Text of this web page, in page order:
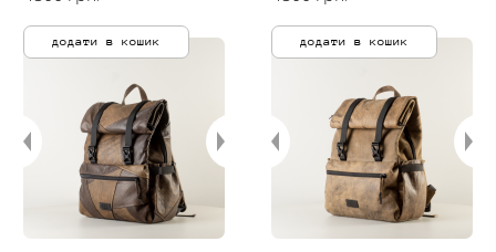
додати в кошик додати в кошик